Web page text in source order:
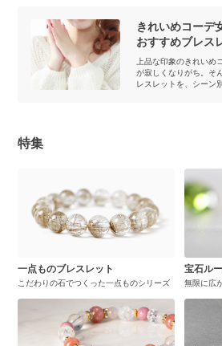
きれいめコーデ
おすすめブレス
上品な印象のきれいめ
が寂しくなりがち。そ
レスレットを、シーン
特集
一点ものブレスレット
こだわりの石でつくった一点ものシリーズ
宝石ル
無限に広